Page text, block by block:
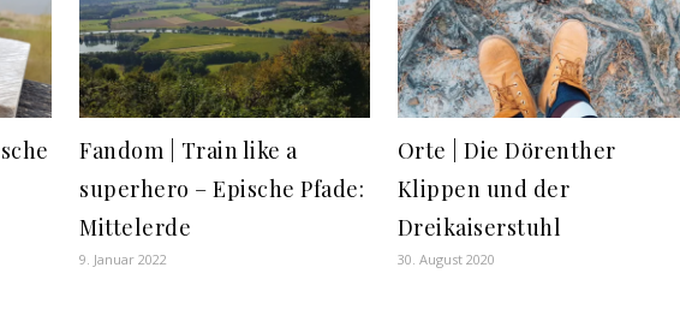
Fandom | Train like a
superhero – Epische Pfade:
Mittelerde
9. Januar 2022
Orte | Die Dörenther
Klippen und der
Dreikaiserstuhl
30. August 2020